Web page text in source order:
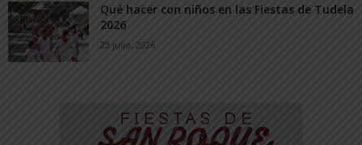
Qué hacer con niños en las Fiestas de Tudela
2026
23 julio, 2026